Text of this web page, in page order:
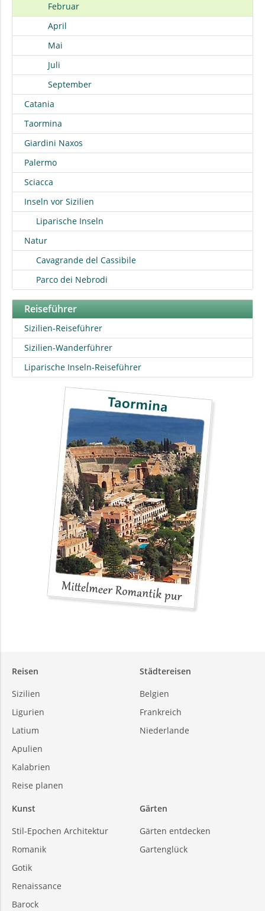
Februar
April
Mai
Juli
September
Catania
Taormina
Giardini Naxos
Palermo
Sciacca
Inseln vor Sizilien
Liparische Inseln
Natur
Cavagrande del Cassibile
Parco dei Nebrodi
Reiseführer
Sizilien-Reiseführer
Sizilien-Wanderführer
Liparische Inseln-Reiseführer
Reisen
Sizilien
Ligurien
Latium
Apulien
Kalabrien
Reise planen
Städtereisen
Belgien
Frankreich
Niederlande
Kunst
Stil-Epochen Architektur
Romanik
Gotik
Renaissance
Barock
Gärten
Gärten entdecken
Gartenglück